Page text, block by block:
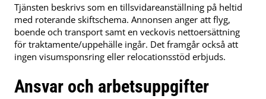
Tjänsten beskrivs som en tillsvidareanställning på heltid
med roterande skiftschema. Annonsen anger att flyg,
boende och transport samt en veckovis nettoersättning
för traktamente/uppehälle ingår. Det framgår också att
ingen visumsponsring eller relocationsstöd erbjuds.
Ansvar och arbetsuppgifter